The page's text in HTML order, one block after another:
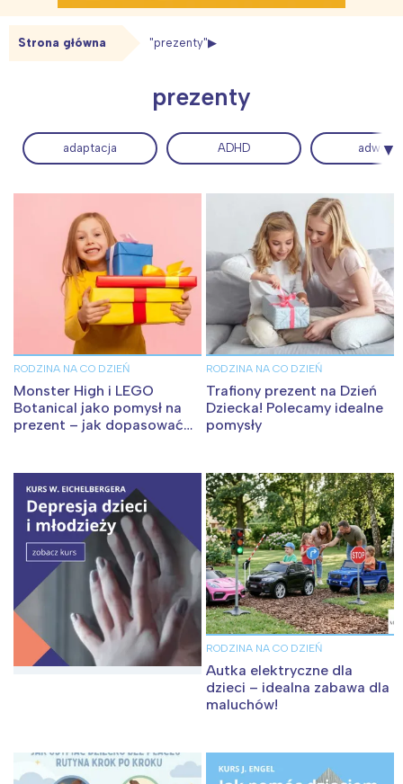
Strona główna "prezenty"
prezenty
adaptacja ADHD adwent
RODZINA NA CO DZIEŃ
Monster High i LEGO
Botanical jako pomysł na
prezent – jak dopasować
RODZINA NA CO DZIEŃ
Trafiony prezent na Dzień
Dziecka! Polecamy idealne
pomysły
RODZINA NA CO DZIEŃ
Autka elektryczne dla
dzieci – idealna zabawa dla
maluchów!